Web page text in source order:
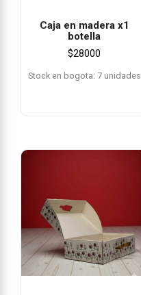
Caja en madera x1
botella
$28000
Stock en bogota: 7 unidades